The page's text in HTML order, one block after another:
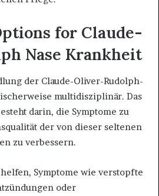
for Claude-
Nase Krankheit
der Claude-Oliver-Rudolph-
multidisziplinär. Das
darin, die Symptome zu
der von dieser seltenen
zu verbessern.
Symptome wie verstopfte
oder